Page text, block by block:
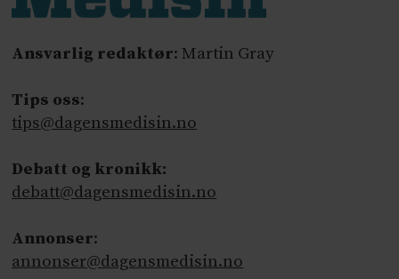
Ansvarlig redaktør: Martin Gray
Tips oss:
tips@dagensmedisin.no
Debatt og kronikk:
debatt@dagensmedisin.no
Annonser:
annonser@dagensmedisin.no